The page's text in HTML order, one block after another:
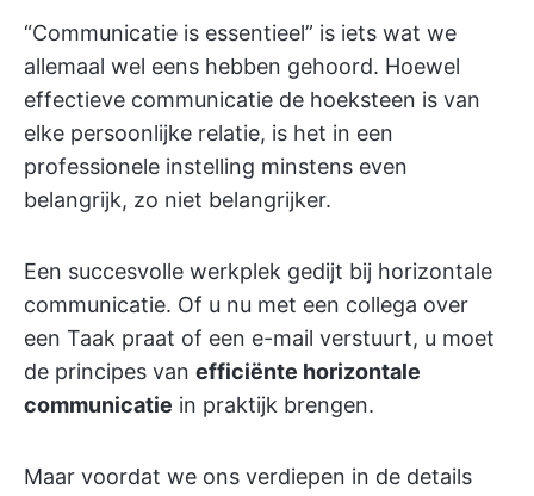
“Communicatie is essentieel” is iets wat we
allemaal wel eens hebben gehoord. Hoewel
effectieve communicatie de hoeksteen is van
elke persoonlijke relatie, is het in een
professionele instelling minstens even
belangrijk, zo niet belangrijker.
Een succesvolle werkplek gedijt bij horizontale
communicatie. Of u nu met een collega over
een Taak praat of een e-mail verstuurt, u moet
de principes van efficiënte horizontale
communicatie in praktijk brengen.
Maar voordat we ons verdiepen in de details